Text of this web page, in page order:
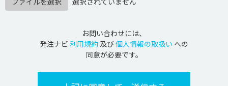
お問い合わせには、
発注ナビ 利用規約 及び個人情報の取扱い への
同意が必要です。